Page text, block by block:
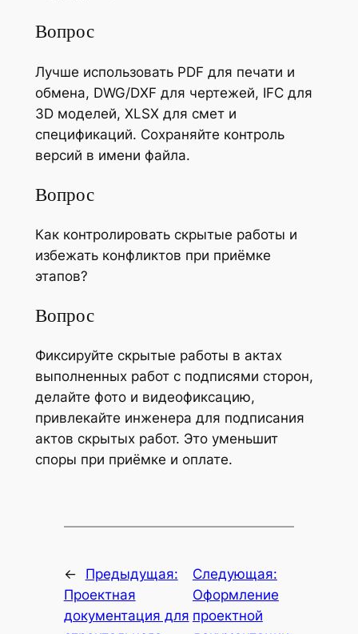
Вопрос
Лучше использовать PDF для печати и
обмена, DWG/DXF для чертежей, IFC для
3D моделей, XLSX для смет и
спецификаций. Сохраняйте контроль
версий в имени файла.
Вопрос
Как контролировать скрытые работы и
избежать конфликтов при приёмке
этапов?
Вопрос
Фиксируйте скрытые работы в актах
выполненных работ с подписями сторон,
делайте фото и видеофиксацию,
привлекайте инженера для подписания
актов скрытых работ. Это уменьшит
споры при приёмке и оплате.
←
Предыдущая:
Проектная
документация для
Следующая:
Оформление
проектной